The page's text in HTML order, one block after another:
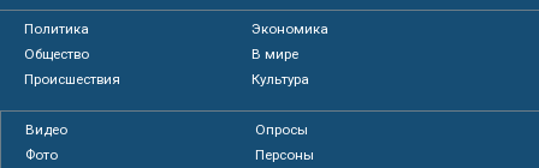
Политика
Экономика
Общество
В мире
Происшествия
Культура
Видео
Опросы
Фото
Персоны